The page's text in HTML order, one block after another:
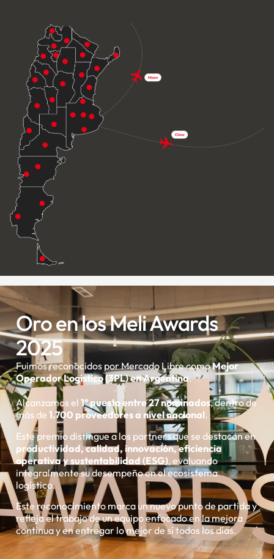
Oro en los Meli Awards
2025
Fuimos reconocidos por Mercado Libre comoMejor
Operador Logístico (3PL) en Argentina.
Alcanzamos el 1° puesto entre 27 nominados, dentro de
más de 1.700 proveedores a nivel nacional.
Este premio distingue a los partners que se destacan en
productividad, calidad, innovación, eficiencia
operativa y sustentabilidad (ESG), evaluando
integralmente su desempeño en el ecosistema
logístico.
Este reconocimiento marca un nuevo punto de partida y
refleja el trabajo de un equipo enfocado en la mejora
continua y en entregar lo mejor de sí todos los días.